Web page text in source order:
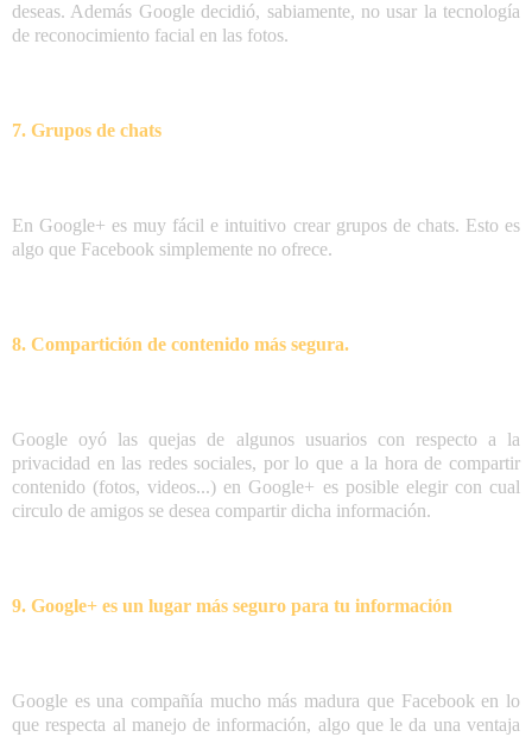
deseas. Además Google decidió, sabiamente, no usar la tecnología
de reconocimiento facial en las fotos.
7. Grupos de chats
En Google+ es muy fácil e intuitivo crear grupos de chats. Esto es
algo que Facebook simplemente no ofrece.
8. Compartición de contenido más segura.
Google oyó las quejas de algunos usuarios con respecto a la
privacidad en las redes sociales, por lo que a la hora de compartir
contenido (fotos, videos...) en Google+ es posible elegir con cual
circulo de amigos se desea compartir dicha información.
9. Google+ es un lugar más seguro para tu información
Google es una compañía mucho más madura que Facebook en lo
que respecta al manejo de información, algo que le da una ventaja